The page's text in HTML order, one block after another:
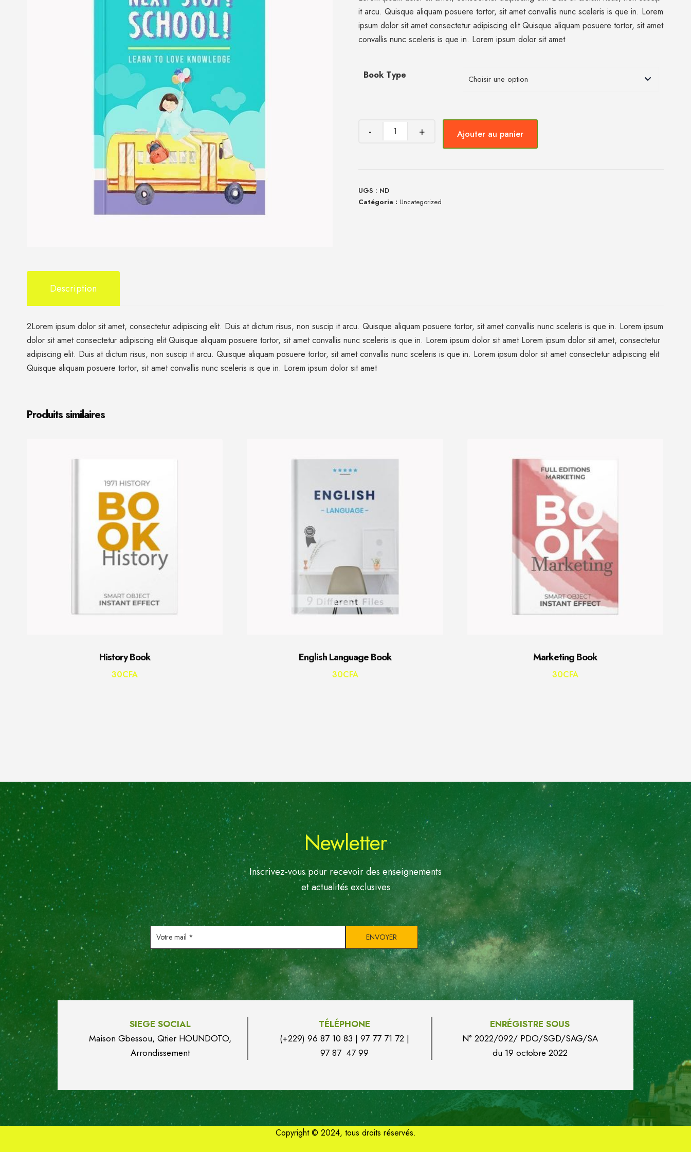
it arcu. Quisque aliquam posuere tortor, sit amet convallis nunc sceleris is que in. Lorem
ipsum dolor sit amet consectetur adipiscing elit Quisque aliquam posuere tortor, sit amet
convallis nunc sceleris is que in. Lorem ipsum dolor sit amet
Book Type
Ajouter au panier
UGS : ND
Catégorie : Uncategorized
Description
2Lorem ipsum dolor sit amet, consectetur adipiscing elit. Duis at dictum risus, non suscip it arcu. Quisque aliquam posuere tortor, sit amet convallis nunc sceleris is que in. Lorem ipsum
dolor sit amet consectetur adipiscing elit Quisque aliquam posuere tortor, sit amet convallis nunc sceleris is que in. Lorem ipsum dolor sit amet Lorem ipsum dolor sit amet, consectetur
adipiscing elit. Duis at dictum risus, non suscip it arcu. Quisque aliquam posuere tortor, sit amet convallis nunc sceleris is que in. Lorem ipsum dolor sit amet consectetur adipiscing elit
Quisque aliquam posuere tortor, sit amet convallis nunc sceleris is que in. Lorem ipsum dolor sit amet
Produits similaires
History Book
30CFA
English Language Book
30CFA
Marketing Book
30CFA
Newletter
Inscrivez-vous pour recevoir des enseignements
et actualités exclusives
Votre
mail
*
SIEGE SOCIAL
Maison Gbessou, Qtier HOUNDOTO,
Arrondissement
TÉLÉPHONE
(+229) 96 87 10 83 | 97 77 71 72 |
97 87 47 99
ENRÉGISTRE SOUS
N° 2022/092/ PDO/SGD/SAG/SA
du 19 octobre 2022
Copyright © 2024, tous droits réservés.